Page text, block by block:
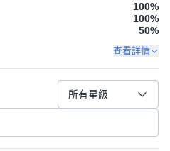
100%
100%
50%
查看詳情
所有星級